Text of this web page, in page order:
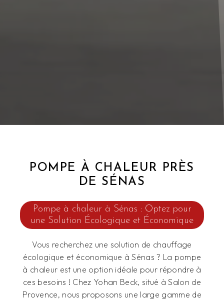
POMPE À CHALEUR PRÈS
DE SÉNAS
Pompe à chaleur à Sénas : Optez pour
une Solution Écologique et Économique
Vous recherchez une solution de chauffage
écologique et économique à Sénas ? La pompe
à chaleur est une option idéale pour répondre à
ces besoins ! Chez Yohan Beck, situé à Salon de
Provence, nous proposons une large gamme de